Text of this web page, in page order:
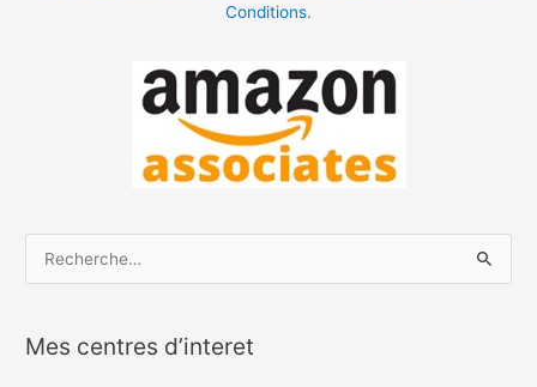
Conditions.
h
Mes centres d’interet